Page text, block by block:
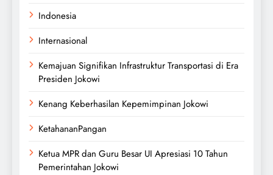
Indonesia
Internasional
Kemajuan Signifikan Infrastruktur Transportasi di Era
Presiden Jokowi
Kenang Keberhasilan Kepemimpinan Jokowi
KetahananPangan
Ketua MPR dan Guru Besar UI Apresiasi 10 Tahun
Pemerintahan Jokowi